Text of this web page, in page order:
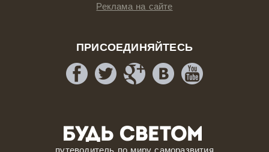
Реклама на сайте
ПРИСОЕДИНЯЙТЕСЬ